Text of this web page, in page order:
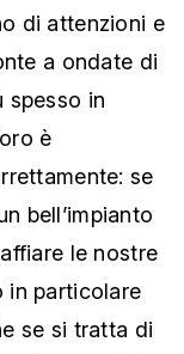
di attenzioni e
a ondate di
spesso in
è
se
bell’impianto
le nostre
in particolare
se si tratta di